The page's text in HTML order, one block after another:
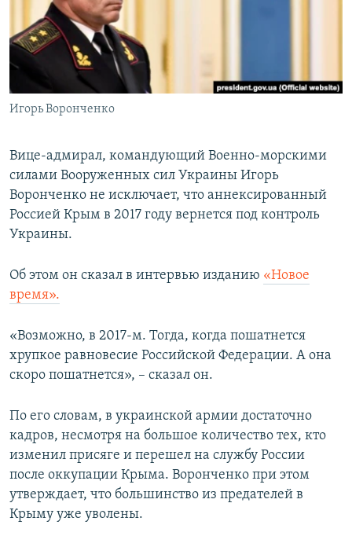
ПОДПИШИТЕСЬ НА РАССЫЛКУ
СОЦИАЛЬНЫЕ СЕТИ
Все сайты РСЕ/РС
Игорь Воронченко
Вице-адмирал, командующий Военно-морскими
силами Вооруженных сил Украины Игорь
Воронченко не исключает, что аннексированный
Россией Крым в 2017 году вернется под контроль
Украины.
Об этом он сказал в интервью изданию «Новое
время».
«Возможно, в 2017-м. Тогда, когда пошатнется
хрупкое равновесие Российской Федерации. А она
скоро пошатнется», – сказал он.
По его словам, в украинской армии достаточно
кадров, несмотря на большое количество тех, кто
изменил присяге и перешел на службу России
после оккупации Крыма. Воронченко при этом
утверждает, что большинство из предателей в
Крыму уже уволены.